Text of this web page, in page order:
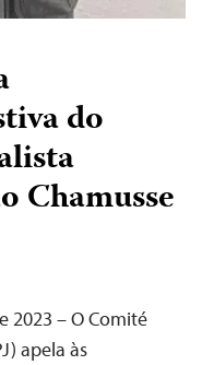
do
Chamusse
2023 – O Comité
apela às